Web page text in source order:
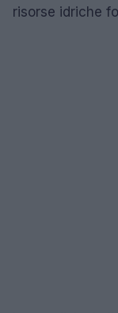
risorse idriche